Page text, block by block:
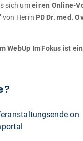
sich umeinen Online-
von Herrn PD Dr. med.
WebUp Im Fokus ist
on